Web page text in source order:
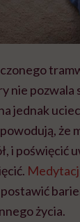
nie pozwala
jednak
że
i poświęcić
życia.